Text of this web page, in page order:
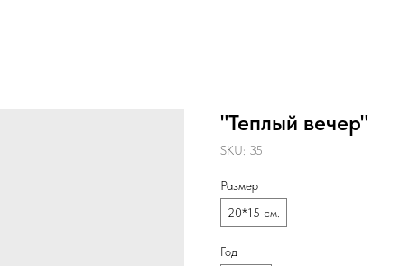
"Теплый вечер"
SKU: 35
Размер
20*15 см.
Год